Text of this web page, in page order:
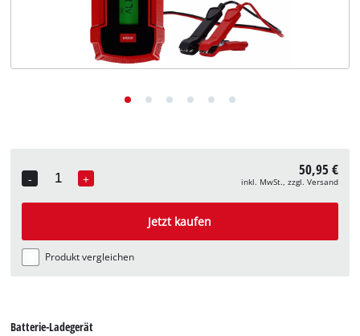
-
Quantity
+ 50,95 €
inkl. MwSt., zzgl. Versand
Jetzt kaufen
Produkt vergleichen
Batterie-Ladegerät